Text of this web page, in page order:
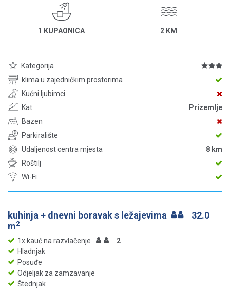
1 KUPAONICA 2 KM
Kategorija
klima u zajedničkim prostorima
Kućni ljubimci
Kat
Prizemlje
Bazen
Parkiralište
Udaljenost centra mjesta
8 km
Roštilj
Wi-Fi
kuhinja + dnevni boravak s ležajevima
32.0
m2
1x kauč na razvlačenje
2
Hladnjak
Posuđe
Odjeljak za zamzavanje
Štednjak